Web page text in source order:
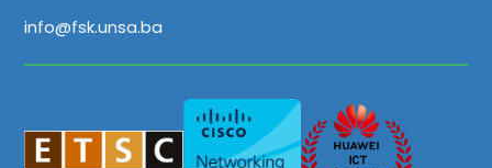
info@fsk.unsa.ba